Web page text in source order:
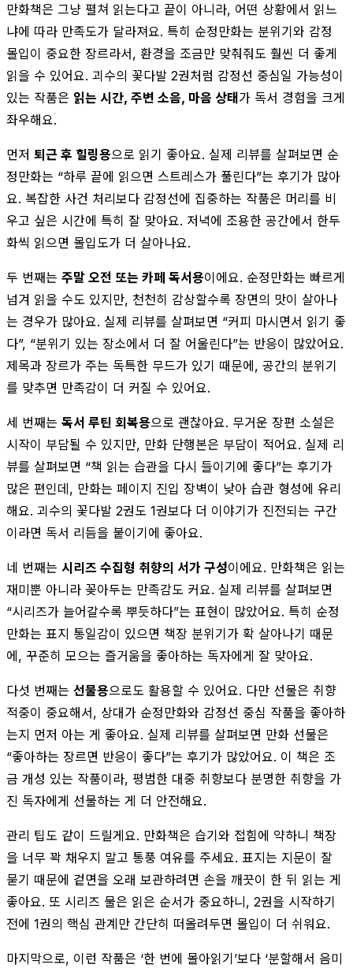
만화책은 그냥 펼쳐 읽는다고 끝이 아니라, 어떤 상황에서 읽느
냐에 따라 만족도가 달라져요. 특히 순정만화는 분위기와 감정
몰입이 중요한 장르라서, 환경을 조금만 맞춰줘도 훨씬 더 좋게
읽을 수 있어요. 괴수의 꽃다발 2권처럼 감정선 중심일 가능성이
있는 작품은 읽는 시간, 주변 소음, 마음 상태가 독서 경험을 크게
좌우해요.
먼저 퇴근 후 힐링용으로 읽기 좋아요. 실제 리뷰를 살펴보면 순
정만화는 “하루 끝에 읽으면 스트레스가 풀린다”는 후기가 많아
요. 복잡한 사건 처리보다 감정선에 집중하는 작품은 머리를 비
우고 싶은 시간에 특히 잘 맞아요. 저녁에 조용한 공간에서 한두
화씩 읽으면 몰입도가 더 살아나요.
두 번째는 주말 오전 또는 카페 독서용이에요. 순정만화는 빠르게
넘겨 읽을 수도 있지만, 천천히 감상할수록 장면의 맛이 살아나
는 경우가 많아요. 실제 리뷰를 살펴보면 “커피 마시면서 읽기 좋
다”, “분위기 있는 장소에서 더 잘 어울린다”는 반응이 많았어요.
제목과 장르가 주는 독특한 무드가 있기 때문에, 공간의 분위기
를 맞추면 만족감이 더 커질 수 있어요.
세 번째는 독서 루틴 회복용으로 괜찮아요. 무거운 장편 소설은
시작이 부담될 수 있지만, 만화 단행본은 부담이 적어요. 실제 리
뷰를 살펴보면 “책 읽는 습관을 다시 들이기에 좋다”는 후기가
많은 편인데, 만화는 페이지 진입 장벽이 낮아 습관 형성에 유리
해요. 괴수의 꽃다발 2권도 1권보다 더 이야기가 진전되는 구간
이라면 독서 리듬을 붙이기에 좋아요.
네 번째는 시리즈 수집형 취향의 서가 구성이에요. 만화책은 읽는
재미뿐 아니라 꽂아두는 만족감도 커요. 실제 리뷰를 살펴보면
“시리즈가 늘어갈수록 뿌듯하다”는 표현이 많았어요. 특히 순정
만화는 표지 통일감이 있으면 책장 분위기가 확 살아나기 때문
에, 꾸준히 모으는 즐거움을 좋아하는 독자에게 잘 맞아요.
다섯 번째는 선물용으로도 활용할 수 있어요. 다만 선물은 취향
적중이 중요해서, 상대가 순정만화와 감정선 중심 작품을 좋아하
는지 먼저 아는 게 좋아요. 실제 리뷰를 살펴보면 만화 선물은
“좋아하는 장르면 반응이 좋다”는 후기가 많았어요. 이 책은 조
금 개성 있는 작품이라, 평범한 대중 취향보다 분명한 취향을 가
진 독자에게 선물하는 게 더 안전해요.
관리 팁도 같이 드릴게요. 만화책은 습기와 접힘에 약하니 책장
을 너무 꽉 채우지 말고 통풍 여유를 주세요. 표지는 지문이 잘
묻기 때문에 겉면을 오래 보관하려면 손을 깨끗이 한 뒤 읽는 게
좋아요. 또 시리즈 물은 읽은 순서가 중요하니, 2권을 시작하기
전에 1권의 핵심 관계만 간단히 떠올려두면 몰입이 더 쉬워요.
마지막으로, 이런 작품은 ‘한 번에 몰아읽기’보다 ‘분할해서 음미